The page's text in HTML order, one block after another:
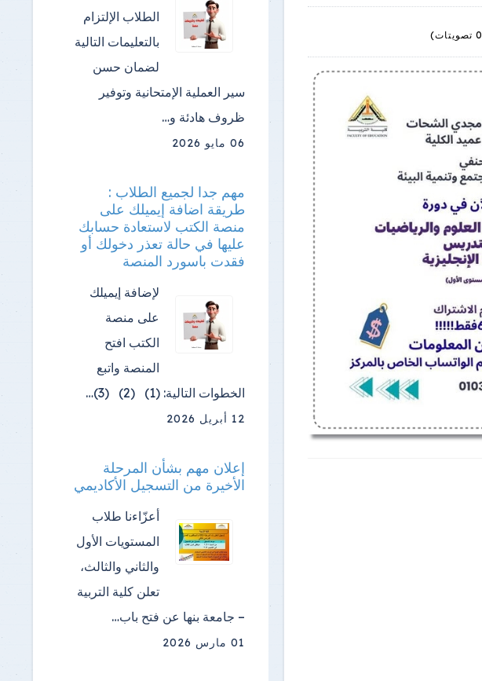
1
2
3
4
5
الطلاب الإلتزام
بالتعليمات التالية
لضمان حسن
سير العملية الإمتحانية وتوفير
ظروف هادئة و…
06 مايو 2026
مهم جدا لجميع الطلاب :
طريقة اضافة إيميلك على
منصة الكتب لاستعادة حسابك
عليها في حالة تعذر دخولك أو
فقدت باسورد المنصة
لإضافة إيميلك
على منصة
الكتب افتح
المنصة واتبع
الخطوات التالية: (1) (2) (3)…
12 أبريل 2026
إعلان مهم بشأن المرحلة
الأخيرة من التسجيل الأكاديمي
أعزّاءنا طلاب
المستويات الأول
والثاني والثالث،
تعلن كلية التربية
– جامعة بنها عن فتح باب…
01 مارس 2026